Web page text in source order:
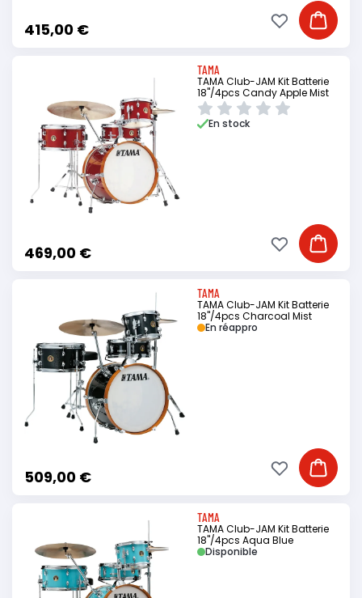
415,00 € Ajouter
Ajouter à ma
TAMA
TAMA Club-JAM Kit Batterie
18"/4pcs Candy Apple Mist
469,00 €
En stock
Ajouter
Ajouter à ma
TAMA
TAMA Club-JAM Kit Batterie
18"/4pcs Charcoal Mist
509,00 €
En réappro
Ajouter
Ajouter à ma
TAMA
TAMA Club-JAM Kit Batterie
18"/4pcs Aqua Blue
Disponible